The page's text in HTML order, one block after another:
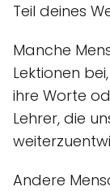
Teil deines
Manche
Lektionen
ihre Worte
Lehrer, die
Andere